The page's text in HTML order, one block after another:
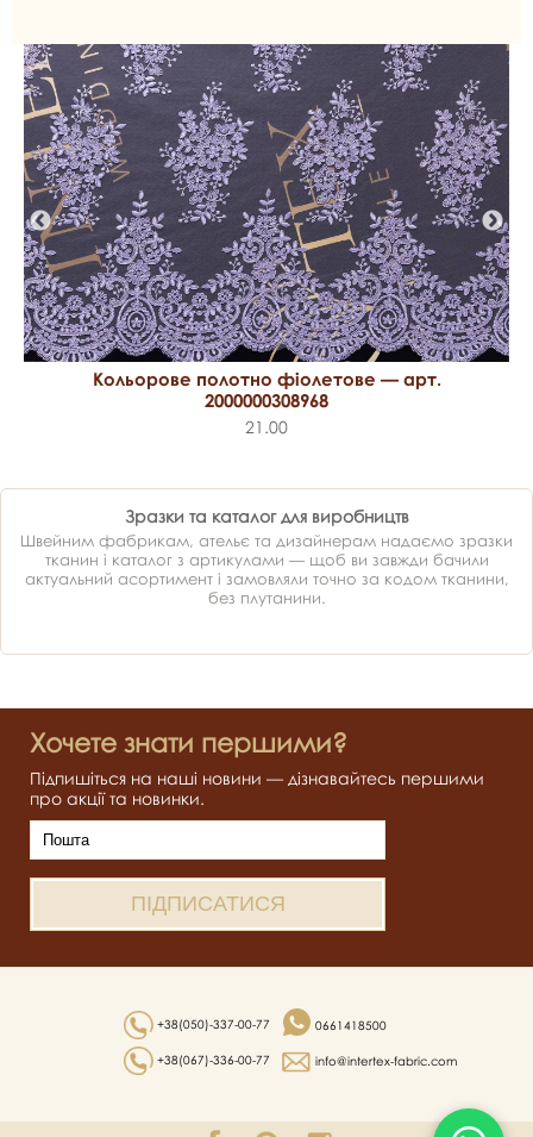
Кольорове полотно фіолетове — арт.
2000000308968
21.00
Зразки та каталог для виробництв
Швейним фабрикам, ательє та дизайнерам надаємо зразки
тканин і каталог з артикулами — щоб ви завжди бачили
актуальний асортимент і замовляли точно за кодом тканини,
без плутанини.
Хочете знати першими?
Підпишіться на наші новини — дізнавайтесь першими
про акції та новинки.
+38(050)-337-00-77
+38(067)-336-00-77
0661418500
info@intertex-fabric.com